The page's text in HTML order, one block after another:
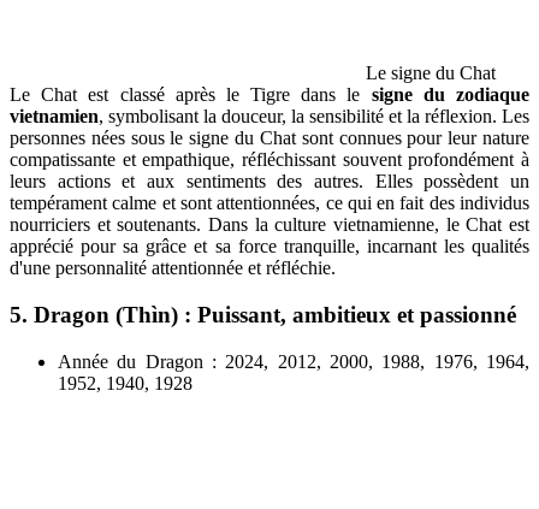
Le signe du Chat
Le Chat est classé après le Tigre dans le signe du zodiaque
vietnamien, symbolisant la douceur, la sensibilité et la réflexion. Les
personnes nées sous le signe du Chat sont connues pour leur nature
compatissante et empathique, réfléchissant souvent profondément à
leurs actions et aux sentiments des autres. Elles possèdent un
tempérament calme et sont attentionnées, ce qui en fait des individus
nourriciers et soutenants. Dans la culture vietnamienne, le Chat est
apprécié pour sa grâce et sa force tranquille, incarnant les qualités
d'une personnalité attentionnée et réfléchie.
5. Dragon (Thìn) : Puissant, ambitieux et passionné
Année du Dragon : 2024, 2012, 2000, 1988, 1976, 1964,
1952, 1940, 1928